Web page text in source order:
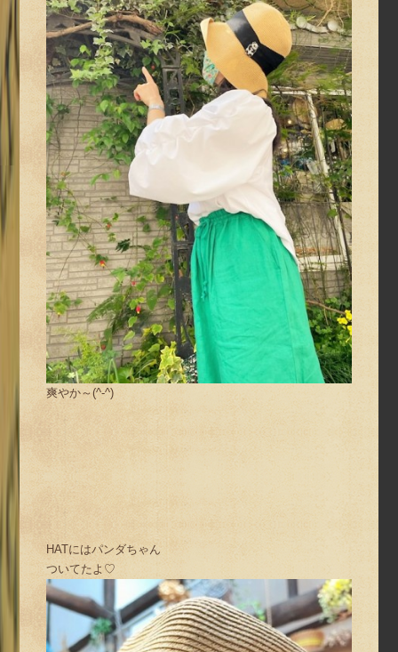
爽やか～(^-^)
HATにはパンダちゃん
ついてたよ♡